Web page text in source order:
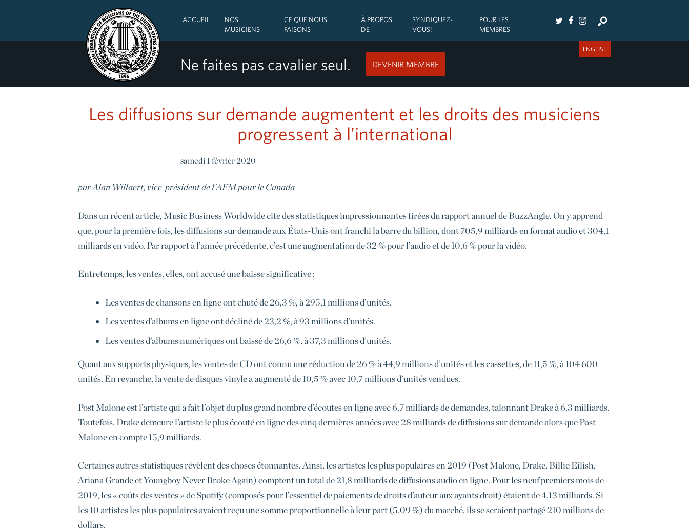
ACCUEIL
NOS
MUSICIENS
CE QUE NOUS
FAISONS
À PROPOS
DE
SYNDIQUEZ-
VOUS!
POUR LES
MEMBRES
Ne faites pas cavalier seul. DEVENIR MEMBRE
ENGLISH
Les diffusions sur demande augmentent et les droits des musiciens
progressent à l’international
samedi 1 février 2020
par Alan Willaert, vice-président de l’AFM pour le Canada
Dans un récent article, Music Business Worldwide cite des statistiques impressionnantes tirées du rapport annuel de BuzzAngle. On y apprend
que, pour la première fois, les diffusions sur demande aux États-Unis ont franchi la barre du billion, dont 705,9 milliards en format audio et 304,1
milliards en vidéo. Par rapport à l’année précédente, c’est une augmentation de 32 % pour l’audio et de 10,6 % pour la vidéo.
Entretemps, les ventes, elles, ont accusé une baisse significative :
Les ventes de chansons en ligne ont chuté de 26,3 %, à 295,1 millions d’unités.
Les ventes d’albums en ligne ont décliné de 23,2 %, à 93 millions d’unités.
Les ventes d’albums numériques ont baissé de 26,6 %, à 37,3 millions d’unités.
Quant aux supports physiques, les ventes de CD ont connu une réduction de 26 % à 44,9 millions d’unités et les cassettes, de 11,5 %, à 104 600
unités. En revanche, la vente de disques vinyle a augmenté de 10,5 % avec 10,7 millions d’unités vendues.
Post Malone est l’artiste qui a fait l’objet du plus grand nombre d’écoutes en ligne avec 6,7 milliards de demandes, talonnant Drake à 6,3 milliards.
Toutefois, Drake demeure l’artiste le plus écouté en ligne des cinq dernières années avec 28 milliards de diffusions sur demande alors que Post
Malone en compte 15,9 milliards.
Certaines autres statistiques révèlent des choses étonnantes. Ainsi, les artistes les plus populaires en 2019 (Post Malone, Drake, Billie Eilish,
Ariana Grande et Youngboy Never Broke Again) comptent un total de 21,8 milliards de diffusions audio en ligne. Pour les neuf premiers mois de
2019, les « coûts des ventes » de Spotify (composés pour l’essentiel de paiements de droits d’auteur aux ayants droit) étaient de 4,13 milliards. Si
les 10 artistes les plus populaires avaient reçu une somme proportionnelle à leur part (5,09 %) du marché, ils se seraient partagé 210 millions de
dollars.